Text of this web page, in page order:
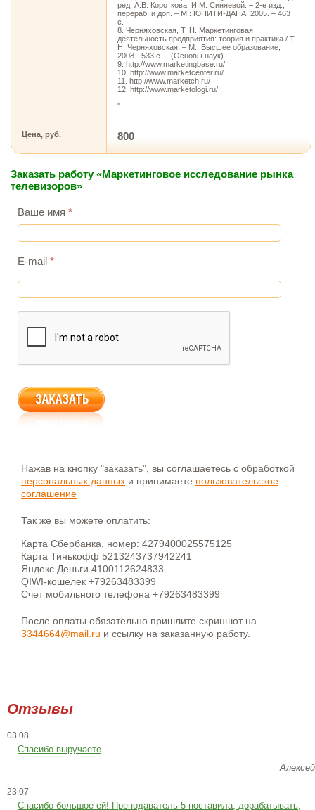
ред. А.В. Короткова, И.М. Синяевой. – 2-е изд.,
перераб. и доп. – M.: ЮНИТИ-ДАНА. 2005. – 463
с.
8. Черняховская, Т. Н. Маркетинговая
деятельность предприятия: теория и практика / Т.
Н. Черняховская. – М.: Высшее образование,
2008.- 533 с. – (Основы наук).
9. http://www.marketingbase.ru/
10. http://www.marketcenter.ru/
11. http://www.marketch.ru/
12. http://www.marketologi.ru/
"
Цена, руб. 800
Заказать работу «Маркетинговое исследование рынка
телевизоров»
Ваше имя *
E-mail *
Нажав на кнопку "заказать", вы соглашаетесь с обработкой
персональных данных и принимаете пользовательское
соглашение
Так же вы можете оплатить:
Карта Сбербанка, номер: 4279400025575125
Карта Тинькофф 5213243737942241
Яндекс.Деньги 4100112624833
QIWI-кошелек +79263483399
Счет мобильного телефона +79263483399
После оплаты обязательно пришлите скриншот на
3344664@mail.ru и ссылку на заказанную работу.
Отзывы
03.08
Спасибо выручаете
Алексей
23.07
Cпасибо большое ей! Преподаватель 5 поставила, дорабатывать,